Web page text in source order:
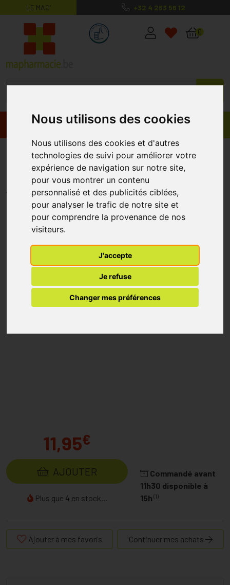
Nous utilisons des cookies
Nous utilisons des cookies et d'autres
technologies de suivi pour améliorer votre
expérience de navigation sur notre site,
pour vous montrer un contenu
personnalisé et des publicités ciblées,
pour analyser le trafic de notre site et
pour comprendre la provenance de nos
visiteurs.
J'accepte
Je refuse
Changer mes préférences
LE MAG’ +32 4 263 56 12
MaPharmacie.be ma santé, mes
0
Promos Produits
Bibs Sleeve Biberon Large Blush
225ml
11,95€
AJOUTER
Plus que 4 en stock...
Commandé avant
11h30 disponible à
15h (1)
Ajouter à mes favoris Continuer mes achats